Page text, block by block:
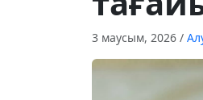
3 маусым, 2026 /